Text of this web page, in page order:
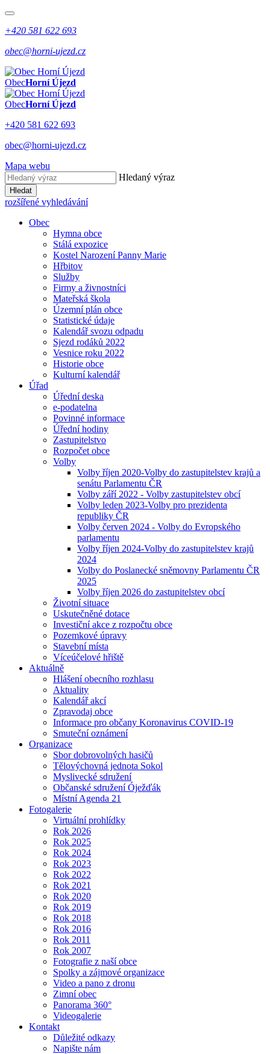
+420 581 622 693
obec@horni-ujezd.cz
ObecHorní Újezd
ObecHorní Újezd
+420 581 622 693
obec@horni-ujezd.cz
Mapa webu
Hledaný výraz
Hledat
rozšířené vyhledávání
Obec
Hymna obce
Stálá expozice
Kostel Narození Panny Marie
Hřbitov
Služby
Firmy a živnostníci
Mateřská škola
Územní plán obce
Statistické údaje
Kalendář svozu odpadu
Sjezd rodáků 2022
Vesnice roku 2022
Historie obce
Kulturní kalendář
Úřad
Úřední deska
e-podatelna
Povinné informace
Úřední hodiny
Zastupitelstvo
Rozpočet obce
Volby
Volby říjen 2020-Volby do zastupitelstev krajů a
senátu Parlamentu ČR
Volby září 2022 - Volby zastupitelstev obcí
Volby leden 2023-Volby pro prezidenta
republiky ČR
Volby červen 2024 - Volby do Evropského
parlamentu
Volby říjen 2024-Volby do zastupitelstev krajů
2024
Volby do Poslanecké sněmovny Parlamentu ČR
2025
Volby říjen 2026 do zastupitelstev obcí
Životní situace
Uskutečněné dotace
Investiční akce z rozpočtu obce
Pozemkové úpravy
Stavební místa
Víceúčelové hřiště
Aktuálně
Hlášení obecního rozhlasu
Aktuality
Kalendář akcí
Zpravodaj obce
Informace pro občany Koronavirus COVID-19
Smuteční oznámení
Organizace
Sbor dobrovolných hasičů
Tělovýchovná jednota Sokol
Myslivecké sdružení
Občanské sdružení Óježďák
Místní Agenda 21
Fotogalerie
Virtuální prohlídky
Rok 2026
Rok 2025
Rok 2024
Rok 2023
Rok 2022
Rok 2021
Rok 2020
Rok 2019
Rok 2018
Rok 2016
Rok 2011
Rok 2007
Fotografie z naší obce
Spolky a zájmové organizace
Video a pano z dronu
Zimní obec
Panorama 360°
Videogalerie
Kontakt
Důležité odkazy
Napište nám